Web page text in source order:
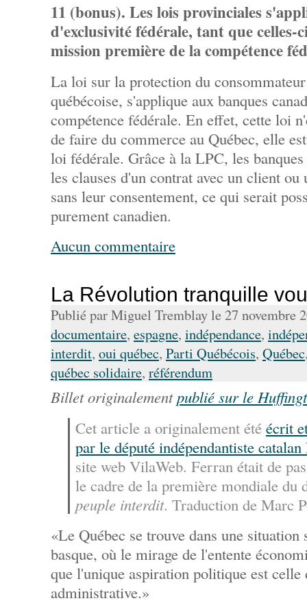
11 (bonus). Les lois provinciales
d'exclusivité fédérale, tant que celles-
mission première de la compétence
La loi sur la protection du
québécoise, s'applique aux banques
compétence fédérale. En effet, cette loi
de faire du commerce au Québec, elle
loi fédérale. Grâce à la LPC, les
les clauses d'un contrat avec un client ou
sans leur consentement, ce qui serait
purement canadien.
Aucun commentaire
La Révolution tranquille
Publié par Miguel Tremblay le 27 novembre
documentaire, espagne, indépendance,
interdit, oui québec, Parti Québécois, Québec
québec solidaire, référendum
Billet originalementpublié sur le
Cet article a originalement été écrit
par le député indépendantiste
site web VilaWeb. Ferran était de
le cadre de la première mondiale du
peuple interdit. Traduction de Marc
«Le Québec se trouve dans une situation
basque, où le mirage de l'entente
que l'unique aspiration politique est celle
administrative.»